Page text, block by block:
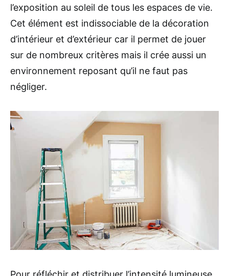
l’exposition au soleil de tous les espaces de vie.
Cet élément est indissociable de la décoration
d’intérieur et d’extérieur car il permet de jouer
sur de nombreux critères mais il crée aussi un
environnement reposant qu’il ne faut pas
négliger.